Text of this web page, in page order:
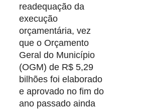
readequação da
execução
orçamentária, vez
que o Orçamento
Geral do Município
(OGM) de R$ 5,29
bilhões foi elaborado
e aprovado no fim do
ano passado ainda